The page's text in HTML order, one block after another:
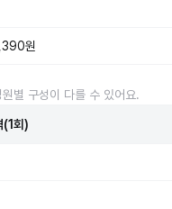
원
별 구성이 다를 수 있어요.
(1회)